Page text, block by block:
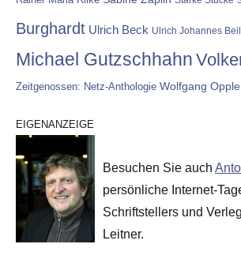
Burghardt Ulrich Beck Ulrich Johannes Beil
Michael Gutzschhahn
Zeitgenossen: Netz-Anthologie Wolfgang
EIGENANZEIGE
Besuchen Sie auch
persönliche Internet-
Schriftstellers und
Leitner.